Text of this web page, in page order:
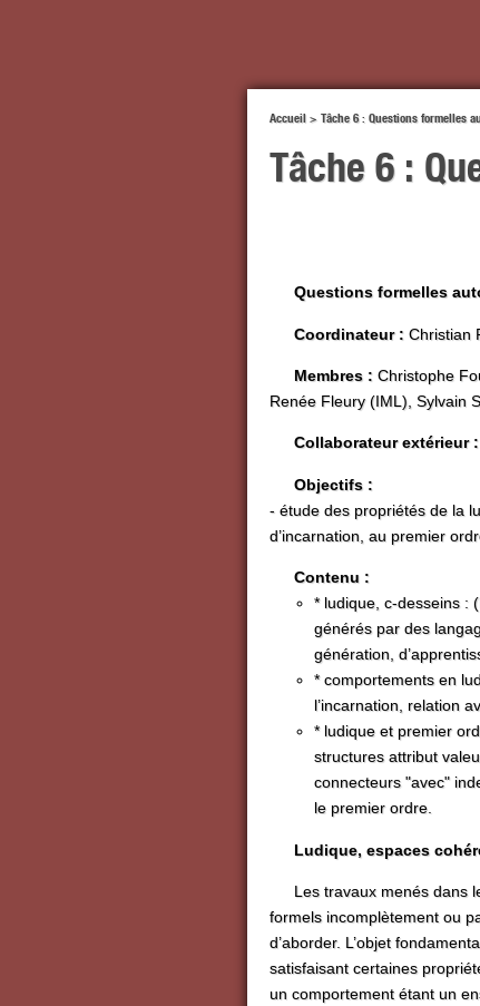
Accueil > Tâche 6 : Questions formelles
Tâche 6 :
Questions formelles
Coordinateur : Christian
Membres : Christophe
Renée Fleury (IML), Sylvain
Collaborateur extérieur :
Objectifs :
- étude des propriétés de la
d’incarnation, au premier
Contenu :
* ludique, c-desseins :
générés par des
génération,
* comportements en
l’incarnation, relation
* ludique et premier
structures attribut
connecteurs "avec"
le premier ordre.
Ludique, espaces
Les travaux menés dans
formels incomplètement ou
d’aborder. L’objet
satisfaisant certaines
un comportement étant un